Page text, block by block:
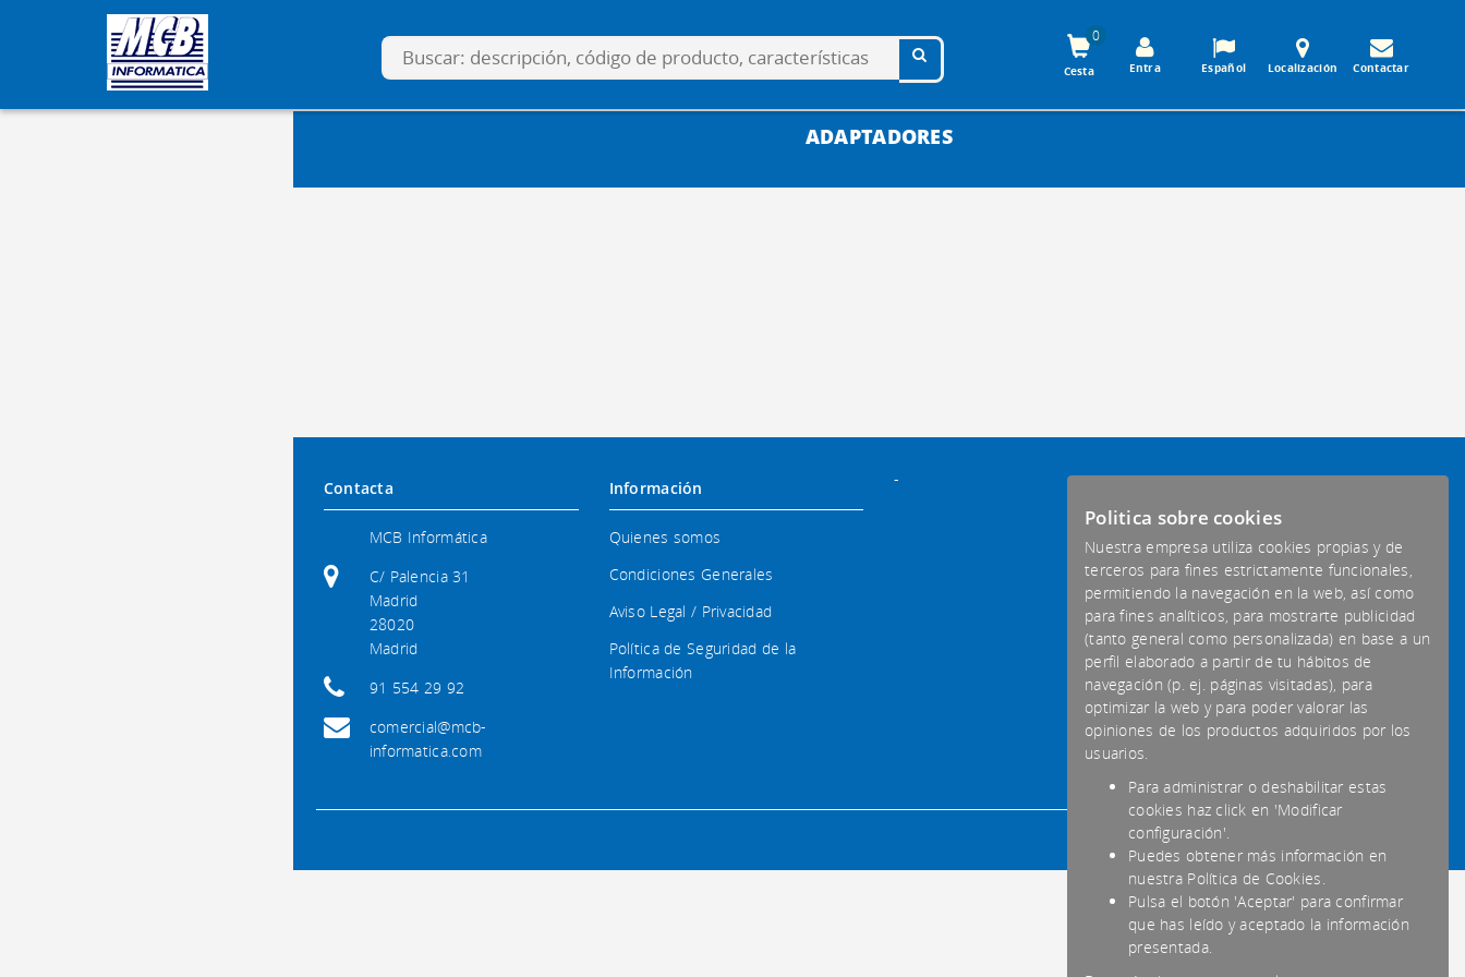
Cesta
0
Entra Español Localización Contactar
ADAPTADORES
Contacta
MCB Informática
C/ Palencia 31
Madrid
28020
Madrid
91 554 29 92
comercial@mcb-
informatica.com
Información
Quienes somos
Condiciones Generales
Aviso Legal / Privacidad
Política de Seguridad de la
Información
- -
Politica sobre cookies
Nuestra empresa utiliza cookies propias y de
terceros para fines estrictamente funcionales,
permitiendo la navegación en la web, así como
para fines analíticos, para mostrarte publicidad
(tanto general como personalizada) en base a un
perfil elaborado a partir de tu hábitos de
navegación (p. ej. páginas visitadas), para
optimizar la web y para poder valorar las
opiniones de los productos adquiridos por los
usuarios.
Para administrar o deshabilitar estas
cookies haz click en 'Modificar
configuración'.
Puedes obtener más información en
nuestra Política de Cookies.
Pulsa el botón 'Aceptar' para confirmar
que has leído y aceptado la información
presentada.